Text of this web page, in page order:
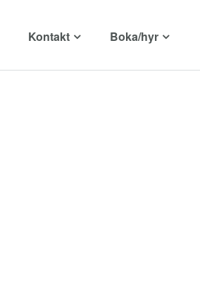
Kontakt Boka/hyr